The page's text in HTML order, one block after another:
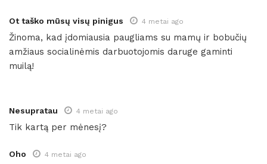
Ot taško mūsų visų pinigus 4 metai ago
Žinoma, kad įdomiausia paugliams su mamų ir bobučių
amžiaus socialinėmis darbuotojomis daruge gaminti
muilą!
Nesupratau 4 metai ago
Tik kartą per mėnesį?
Oho 4 metai ago